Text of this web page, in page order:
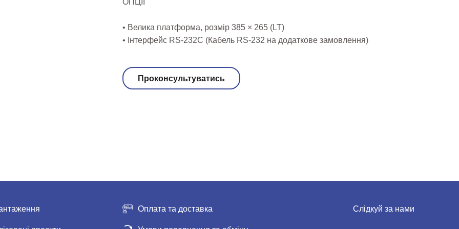
ОПЦІЇ
• Велика платформа, розмір 385 × 265 (LT)
• Інтерфейс RS-232С (Кабель RS-232 на додаткове замовлення)
Проконсультуватись
Оплата та доставка Слідкуй за нами